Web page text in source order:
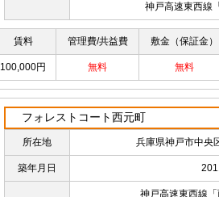
神戸高速東西線
賃料 管理費/共益費 敷金（保証金）
100,000円 無料 無料
フォレストコート西元町
所在地 兵庫県神戸市中央
築年月日
神戸高速東西線